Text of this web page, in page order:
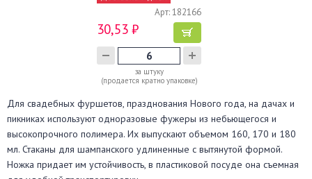
Арт: 182166
30,53 ₽
за штуку
(продается кратно упаковке)
Для свадебных фуршетов, празднования Нового года, на дачах и
пикниках используют одноразовые фужеры из небьющегося и
высокопрочного полимера. Их выпускают объемом 160, 170 и 180
мл. Стаканы для шампанского удлиненные с вытянутой формой.
Ножка придает им устойчивость, в пластиковой посуде она съемная